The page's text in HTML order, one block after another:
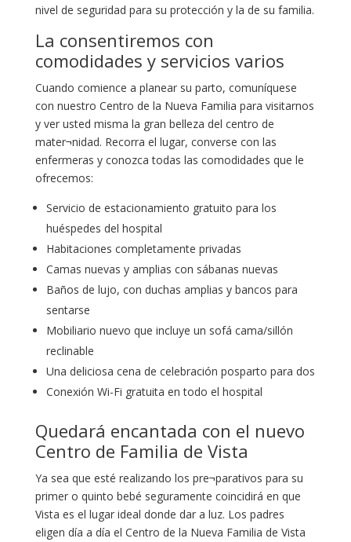
nivel de seguridad para su protección y la de su familia.
La consentiremos con
comodidades y servicios varios
Cuando comience a planear su parto, comuníquese
con nuestro Centro de la Nueva Familia para visitarnos
y ver usted misma la gran belleza del centro de
mater¬nidad. Recorra el lugar, converse con las
enfermeras y conozca todas las comodidades que le
ofrecemos:
Servicio de estacionamiento gratuito para los
huéspedes del hospital
Habitaciones completamente privadas
Camas nuevas y amplias con sábanas nuevas
Baños de lujo, con duchas amplias y bancos para
sentarse
Mobiliario nuevo que incluye un sofá cama/sillón
reclinable
Una deliciosa cena de celebración posparto para dos
Conexión Wi-Fi gratuita en todo el hospital
Quedará encantada con el nuevo
Centro de Familia de Vista
Ya sea que esté realizando los pre¬parativos para su
primer o quinto bebé seguramente coincidirá en que
Vista es el lugar ideal donde dar a luz. Los padres
eligen día a día el Centro de la Nueva Familia de Vista